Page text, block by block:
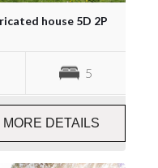
house 5D 2P
5
MORE DETAILS